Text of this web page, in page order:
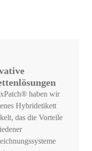
haben wir
Hybridetikett
das die Vorteile